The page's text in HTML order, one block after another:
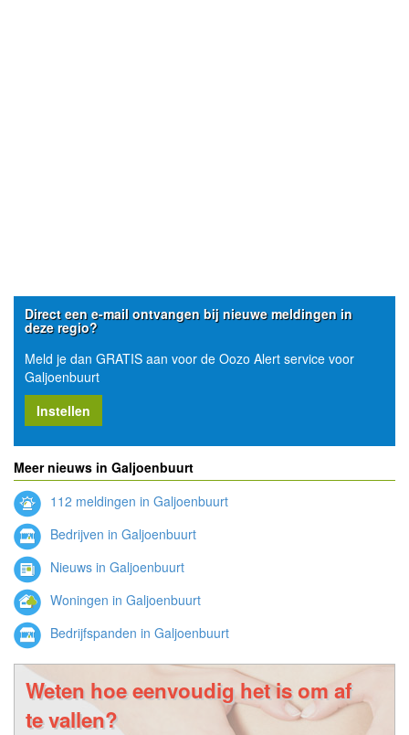
Direct een e-mail ontvangen bij nieuwe meldingen in
deze regio?
Meld je dan GRATIS aan voor de Oozo Alert service voor
Galjoenbuurt
Instellen
Meer nieuws in Galjoenbuurt
112 meldingen in Galjoenbuurt
Bedrijven in Galjoenbuurt
Nieuws in Galjoenbuurt
Woningen in Galjoenbuurt
Bedrijfspanden in Galjoenbuurt
Weten hoe eenvoudig het is om af
te vallen?